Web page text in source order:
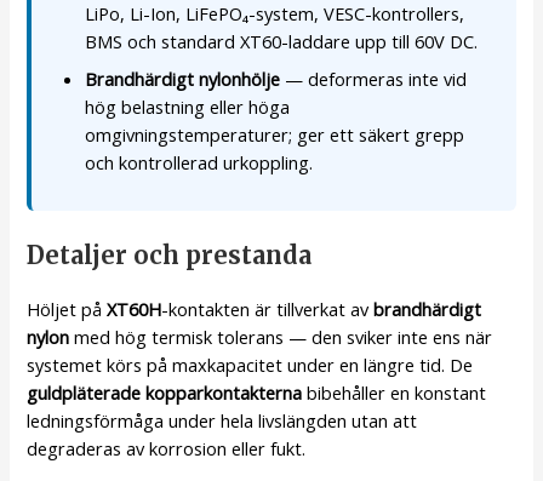
LiPo, Li-Ion, LiFePO₄-system, VESC-kontrollers,
BMS och standard XT60-laddare upp till 60V DC.
Brandhärdigt nylonhölje — deformeras inte vid
hög belastning eller höga
omgivningstemperaturer; ger ett säkert grepp
och kontrollerad urkoppling.
Detaljer och prestanda
Höljet påXT60H-kontakten är tillverkat avbrandhärdigt
nylon med hög termisk tolerans — den sviker inte ens när
systemet körs på maxkapacitet under en längre tid. De
guldpläterade kopparkontakterna bibehåller en konstant
ledningsförmåga under hela livslängden utan att
degraderas av korrosion eller fukt.